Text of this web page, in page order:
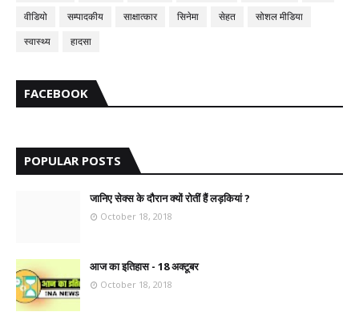
वीडियो
सम्पादकीय साक्षात्कार सिनेमा सेहत
सोशल मीडिया
स्वास्थ्य
हादसा
FACEBOOK
POPULAR POSTS
जानिए सेक्स के दौरान क्यों रोतीं हैं लड़कियां ?
October 18, 2018
आज का इतिहास - 18 अक्टूबर
October 18, 2018